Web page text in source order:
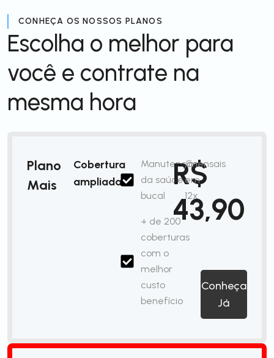
CONHEÇA OS NOSSOS PLANOS
Escolha o melhor para
você e contrate na
mesma hora
Plano
Mais
Cobertura
ampliada
Manutenção
da saúde
bucal
+ de 200
coberturas
com o
melhor
custo
benefício
R$
43,90
/mensais
em
12x
Conheça
Já